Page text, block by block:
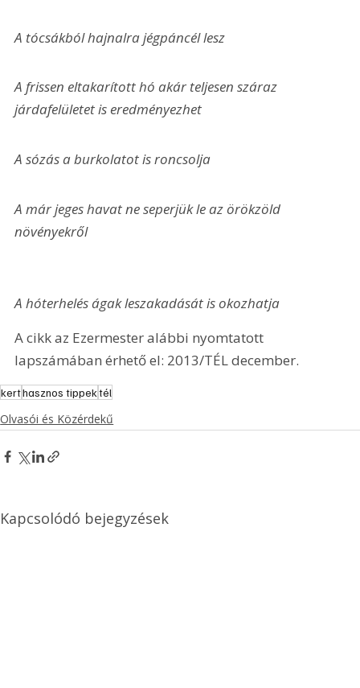
A tócsákból hajnalra jégpáncél lesz
A frissen eltakarított hó akár teljesen száraz
járdafelületet is eredményezhet
A sózás a burkolatot is roncsolja
A már jeges havat ne seperjük le az örökzöld
növényekről
A hóterhelés ágak leszakadását is okozhatja
A cikk az Ezermester alábbi nyomtatott
lapszámában érhető el: 2013/TÉL december.
kerthasznos tippektél
Olvasói és Közérdekű
Kapcsolódó bejegyzések